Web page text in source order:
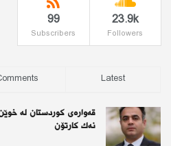
23.9k
Followers
99
Subscribers
Latest
قەوارەی كوردستان لە
نەك كارتۆن